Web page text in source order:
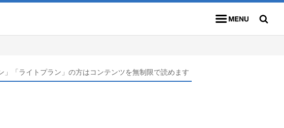
」「ライトプラン」の方はコンテンツを無制限で読めます